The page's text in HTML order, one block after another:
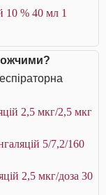
10 % 40 мл 1
2,5 мкг/2,5 мкг
5/7,2/160
2,5 мкг/доза 30